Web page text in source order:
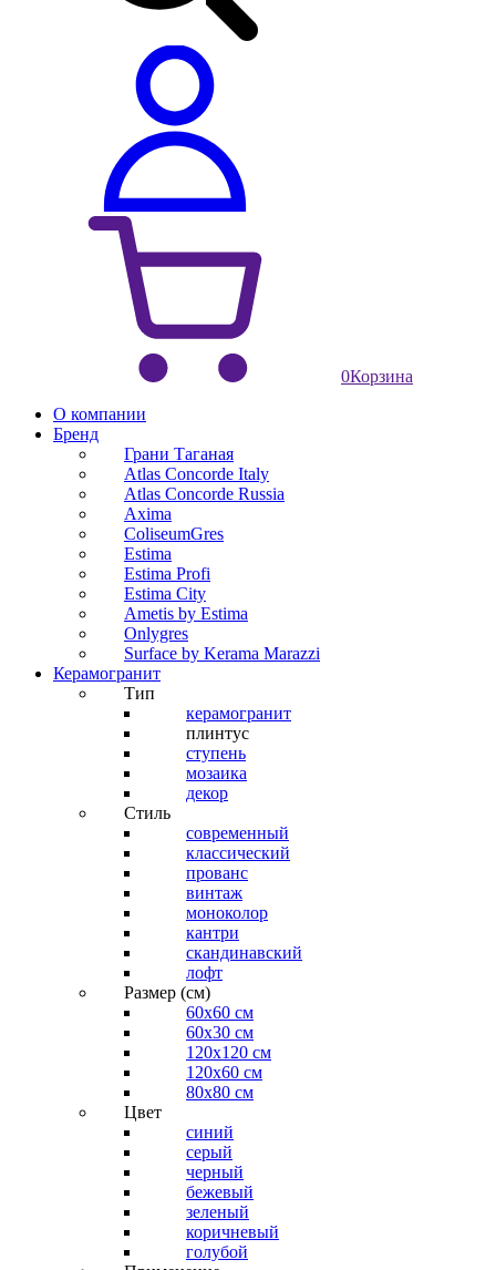
0Корзина
О компании
Бренд
Грани Таганая
Atlas Concorde Italy
Atlas Concorde Russia
Axima
ColiseumGres
Estima
Estima Profi
Estima City
Ametis by Estima
Onlygres
Surface by Kerama Marazzi
Керамогранит
Тип
керамогранит
плинтус
ступень
мозаика
декор
Стиль
современный
классический
прованс
винтаж
моноколор
кантри
скандинавский
лофт
Размер (см)
60х60 см
60x30 см
120x120 см
120x60 см
80x80 см
Цвет
синий
серый
черный
бежевый
зеленый
коричневый
голубой